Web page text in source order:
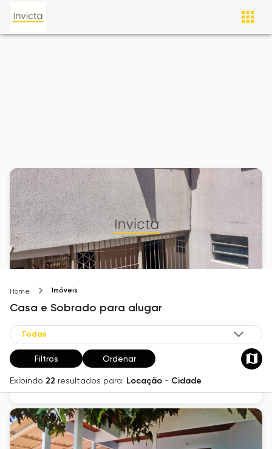
Home Imóveis
Casa e Sobrado para alugar
Filtros Ordenar
Exibindo 22 resultados para: Locação - Cidade
Casa à venda e para alugar em Santo Ângelo,
Centro
65m²
R$ 770